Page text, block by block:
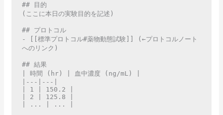
## 目的
(ここに本日の実験目的を記述)
## プロトコル
- [[標準プロトコル#薬物動態試験]] (←プロトコルノート
へのリンク)
## 結果
| 時間 (hr) | 血中濃度 (ng/mL) |
|---|---|
| 1 | 150.2 |
| 2 | 125.8 |
| ... | ... |